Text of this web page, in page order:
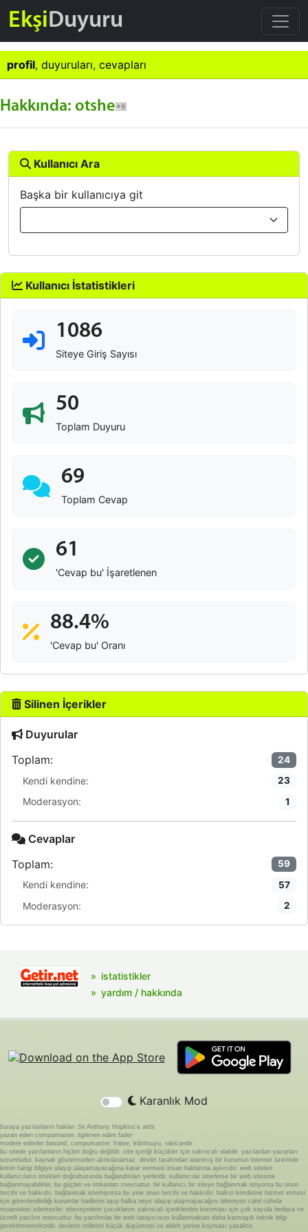
EkşiDuyuru
profil, duyuruları, cevapları
Hakkında: otshe
Kullanıcı Ara
Başka bir kullanıcıya git
Kullanıcı İstatistikleri
1086
Siteye Giriş Sayısı
50
Toplam Duyuru
69
Toplam Cevap
61
'Cevap bu' İşaretlenen
88.4%
'Cevap bu' Oranı
Silinen İçerikler
Duyurular
Toplam:
24
Kendi kendine: 23
Moderasyon: 1
Cevaplar
Toplam:
59
Kendi kendine: 57
Moderasyon: 2
istatistikler
yardım / hakkında
Karanlık Mod
buraya yazılanların hakları Sir Anthony Hopkins'e aittir.
yazan eden compumaster, ilgilenen eden fader
modere edenler basond, compumaster, fraise, kibritsuyu, rakicandir
bu sitede yazılanların hiçbiri doğru değildir. site içeriği küçükler için sakıncalı olabilir. yazılardan yazarları
sorumludur. kaynak göstermeden alıntılanamaz. devlet tarafından atanmış bir kurumun internet üzerinde
kimin hangi bilgiye ulaşıp ulaşamayacağına karar vermesi insan haklarına aykırıdır. web siteleri
kullanıcıların istekleri doğrultusunda bağlandıkları yerlerdir. kullanıcılar isterlerse bir web sitesine
bağlanmayabilirler. bu güçleri ve imkanları mevcuttur. bir kullanıcı bir siteye bağlanmak istiyorsa bu onun
tercihi ve hakkıdır. bağlanmak istemiyorsa bu yine onun tercihi ve hakkıdır. halkın kendisine hizmet etmesi
için görevlendirdiği kurumlar hadlerini aşıp halka neye ulaşıp ulaşmayacağını bilmeyen cahil cühela
muamelesi edemezler. ebeveynlerin çocuklarını sakıncalı içeriklerden koruması için çok sayıda bedava ve
ücretli yazılım mevcuttur. bu yazılımlar bir web tarayıcısını kullanmaktan daha karmaşık teknik bilgi
gerektirmemektedir. devletin milletini küçük düşürmesi ve ebleh yerine koyması yasaktır.